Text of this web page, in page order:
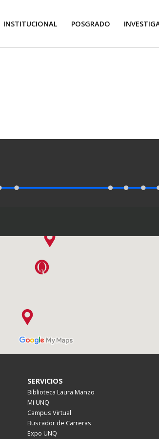
INSTITUCIONAL POSGRADO
SERVICIOS
Biblioteca Laura Manzo
Mi UNQ
Campus Virtual
Buscador de Carreras
Expo UNQ